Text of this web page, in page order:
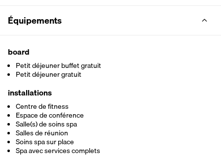
Équipements
board
Petit déjeuner buffet gratuit
Petit déjeuner gratuit
installations
Centre de fitness
Espace de conférence
Salle(s) de soins spa
Salles de réunion
Soins spa sur place
Spa avec services complets